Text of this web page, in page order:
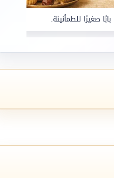
صغيرًا للطمأنينة.